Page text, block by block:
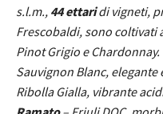
s.l.m., 44 ettaridi vigneti,
Frescobaldi, sono coltivati
Pinot Grigio e
Sauvignon Blanc, elegante
Ribolla Gialla, vibrante